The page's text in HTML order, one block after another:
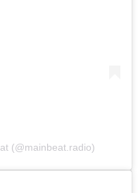
(@mainbeat.radio)